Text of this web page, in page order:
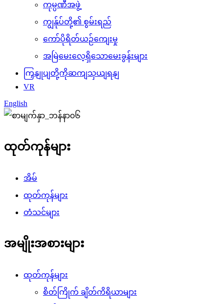
ကုမ္ပဏီအဖွဲ့
ကျွန်ုပ်တို့၏ စွမ်းရည်
ကော်ပိုရိတ်ယဉ်ကျေးမှု
အမြဲမေးလေ့ရှိသောမေးခွန်းများ
ကြှနျုပျတို့ကိုဆကျသှယျရနျ
VR
English
ထုတ်ကုန်များ
အိမ်
ထုတ်ကုန်များ
တံသင်များ
အမျိုးအစားများ
ထုတ်ကုန်များ
စိတ်ကြိုက် ချိတ်ကိရိယာများ